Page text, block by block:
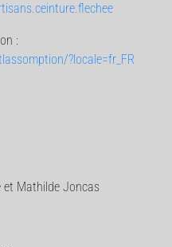
:
?locale=fr_FR
et Mathilde Joncas